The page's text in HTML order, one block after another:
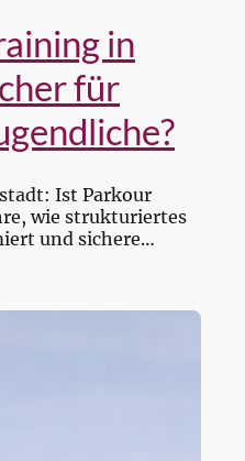
in
für
Ist Parkour
wie strukturiertes
und sichere